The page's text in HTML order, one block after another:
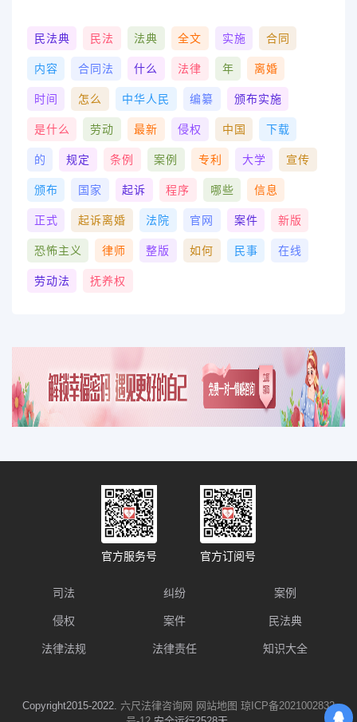
民法典 民法 法典 全文 实施 合同
内容 合同法 什么 法律 年 离婚
时间 怎么 中华人民 编纂 颁布实施
是什么 劳动 最新 侵权 中国 下载
的 规定 条例 案例 专利 大学 宣传
颁布 国家 起诉 程序 哪些 信息
正式 起诉离婚 法院 官网 案件 新版
恐怖主义 律师 整版 如何 民事 在线
劳动法 抚养权
官方服务号 官方订阅号
司法 纠纷 案例
侵权 案件 民法典
法律法规 法律责任 知识大全
Copyright2015-2022. 六尺法律咨询网 网站地图 琼ICP备2021002832